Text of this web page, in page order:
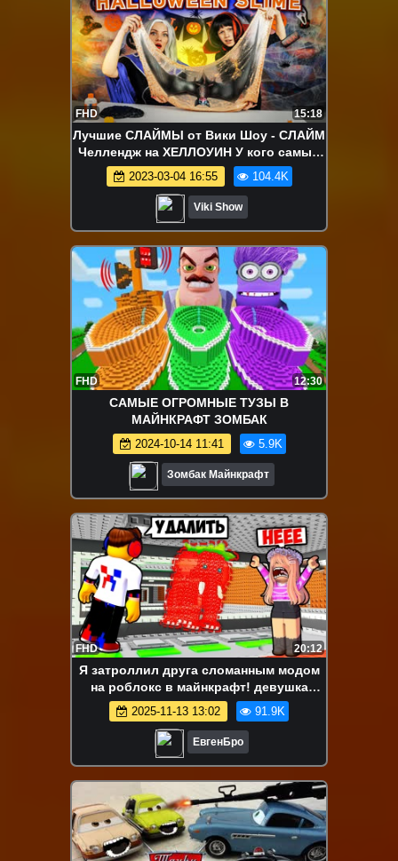
FHD 15:18
Лучшие СЛАЙМЫ от Вики Шоу - СЛАЙМ
Челлендж на ХЕЛЛОУИН У кого самый
жуткий Slime Box / Вики Шоу
2023-03-04 16:55 104.4K
Viki Show
FHD 12:30
САМЫЕ ОГРОМНЫЕ ТУЗЫ В
МАЙНКРАФТ ЗОМБАК
2024-10-14 11:41 5.9K
Зомбак Майнкрафт
FHD 20:12
Я затроллил друга сломанным модом
на роблокс в майнкрафт! девушка
новичок видео minecraft
2025-11-13 13:02 91.9K
ЕвгенБро